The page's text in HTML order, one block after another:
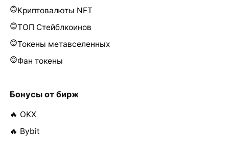
Криптовалюты NFT
ТОП Стейблкоинов
Токены метавселенных
Фан токены
Бонусы от бирж
🔥 OKX
🔥 Bybit